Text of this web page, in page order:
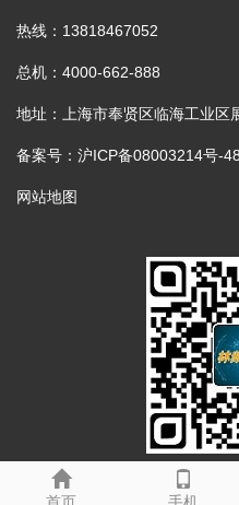
热线：13818467052
总机：4000-662-888
地址：上海市奉贤区临海工业区
备案号：沪ICP备08003214号-48
网站地图